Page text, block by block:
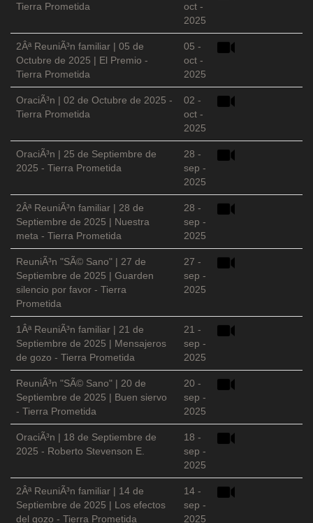
Tierra Prometida
oct -
2025
2Âª ReuniÃ³n familiar | 05 de
Octubre de 2025 | El Premio -
Tierra Prometida
05 -
oct -
2025
OraciÃ³n | 02 de Octubre de 2025 -
Tierra Prometida
02 -
oct -
2025
OraciÃ³n | 25 de Septiembre de
2025 - Tierra Prometida
28 -
sep -
2025
2Âª ReuniÃ³n familiar | 28 de
Septiembre de 2025 | Nuestra
meta - Tierra Prometida
28 -
sep -
2025
ReuniÃ³n "SÃ© Sano" | 27 de
Septiembre de 2025 | Guarden
silencio por favor - Tierra
Prometida
27 -
sep -
2025
1Âª ReuniÃ³n familiar | 21 de
Septiembre de 2025 | Mensajeros
de gozo - Tierra Prometida
21 -
sep -
2025
ReuniÃ³n "SÃ© Sano" | 20 de
Septiembre de 2025 | Buen siervo
- Tierra Prometida
20 -
sep -
2025
OraciÃ³n | 18 de Septiembre de
2025 - Roberto Stevenson E.
18 -
sep -
2025
2Âª ReuniÃ³n familiar | 14 de
Septiembre de 2025 | Los efectos
del gozo - Tierra Prometida
14 -
sep -
2025